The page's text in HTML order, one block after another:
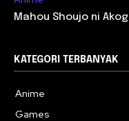
Mahou Shoujo ni
KATEGORI TERBANYAK
Anime
Games